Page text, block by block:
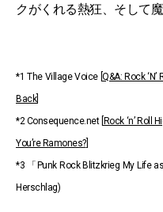
クがくれる熱狂、そして
*1 The Village Voice [Q&A: Rock
Back]
*2 Consequence.net [ Rock ‘n’ Roll
You’re Ramones?]
*3 「Punk Rock Blitzkrieg My Life
Herschlag)